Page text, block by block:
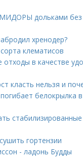
дольками без
хренодер?
клематисов
в качестве
класть нельзя и
белокрылка в
гортензии
- ладонь Будды